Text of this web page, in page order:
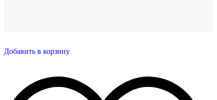
Добавить в корзину